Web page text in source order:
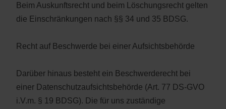
Beim Auskunftsrecht und beim Löschungsrecht gelten
die Einschränkungen nach §§ 34 und 35 BDSG.
Recht auf Beschwerde bei einer Aufsichtsbehörde
Darüber hinaus besteht ein Beschwerderecht bei
einer Datenschutzaufsichtsbehörde (Art. 77 DS-GVO
i.V.m. § 19 BDSG). Die für uns zuständige